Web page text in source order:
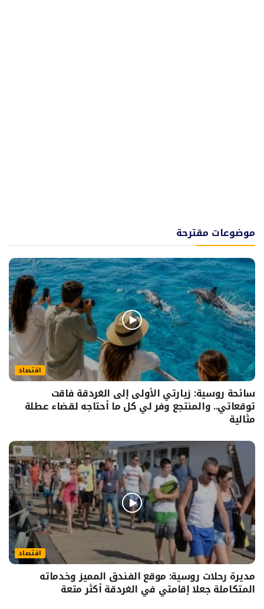
موضوعات مقترحة
اقتصاد
سائحة روسية: زيارتي الأولى إلى الغردقة فاقت
توقعاتي.. والمنتجع وفر لي كل ما أحتاجه لقضاء عطلة
مثالية
اقتصاد
مديرة رحلات روسية: موقع الفندق المميز وخدماته
المتكاملة جعلا إقامتي في الغردقة أكثر متعة